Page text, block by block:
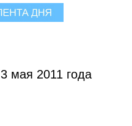
3 мая 2011 года